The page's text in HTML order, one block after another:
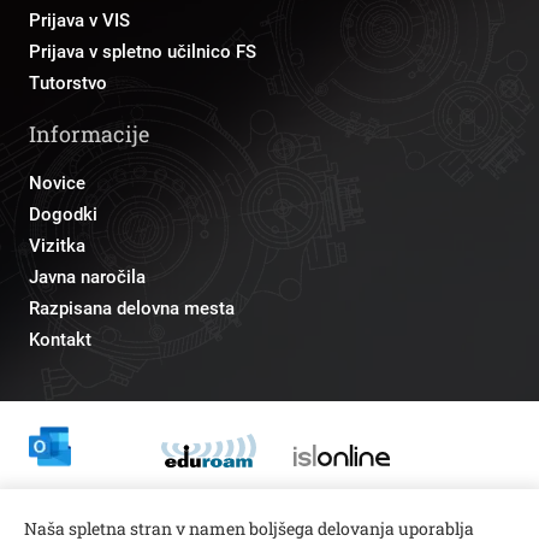
Prijava v VIS
Prijava v spletno učilnico FS
Tutorstvo
Informacije
Novice
Dogodki
Vizitka
Javna naročila
Razpisana delovna mesta
Kontakt
pr@fs.uni-lj.si
Naša spletna stran v namen boljšega delovanja uporablja